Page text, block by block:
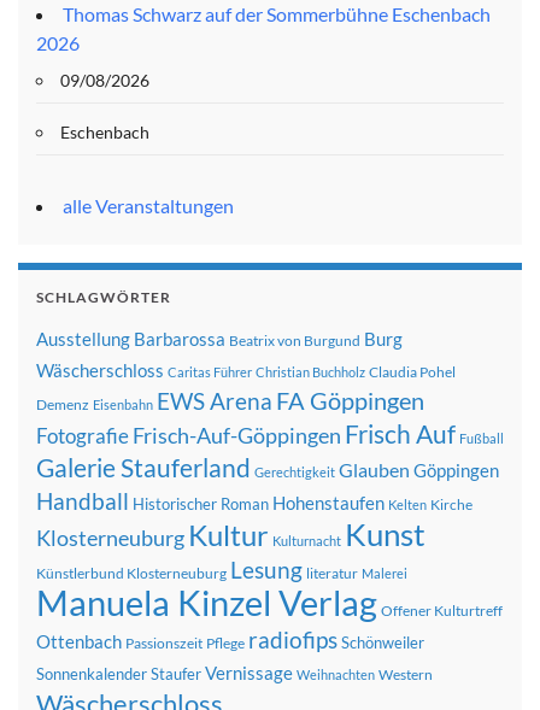
Thomas Schwarz auf der Sommerbühne Eschenbach
2026
09/08/2026
Eschenbach
alle Veranstaltungen
SCHLAGWÖRTER
Ausstellung Barbarossa Beatrix von Burgund Burg
Wäscherschloss Caritas Führer Christian Buchholz Claudia Pohel
Demenz Eisenbahn EWS Arena FA Göppingen
FotografieFrisch-Auf-Göppingen Frisch Auf Fußball
Galerie Stauferland Gerechtigkeit Glauben Göppingen
Handball Historischer Roman Hohenstaufen Kelten Kirche
Klosterneuburg Kultur Kulturnacht Kunst
Künstlerbund Klosterneuburg Lesung literatur Malerei
Manuela Kinzel Verlag Offener Kulturtreff
Ottenbach Passionszeit Pflege radiofipsSchönweiler
SonnenkalenderStauferVernissage Weihnachten Western